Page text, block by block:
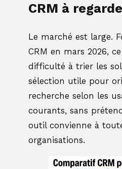
CRM à
Le marché est large.
CRM en mars 2026,
difficulté à trier les
sélection utile pour
recherche selon les
courants, sans
outil convienne à
organisations.